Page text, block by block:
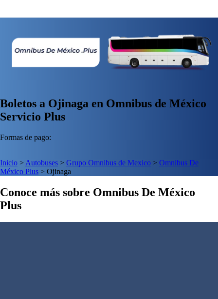
Boletos a Ojinaga en Omnibus de México
Servicio Plus
Formas de pago:
Inicio > Autobuses > Grupo Omnibus de Mexico > Omnibus De
México Plus > Ojinaga
Conoce más sobre Omnibus De México
Plus